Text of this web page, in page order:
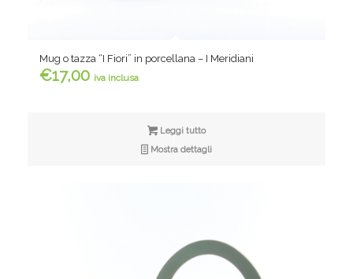
Mug o tazza “I Fiori” in porcellana – I Meridiani
€17,00 iva inclusa
Leggi tutto
Mostra dettagli